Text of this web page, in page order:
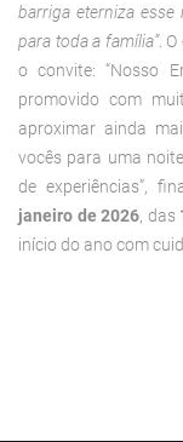
barriga eterniza
para toda a família”.
o convite: “Nosso
promovido com
aproximar ainda
vocês para uma
de experiências”,
janeiro de 2026, das
início do ano com